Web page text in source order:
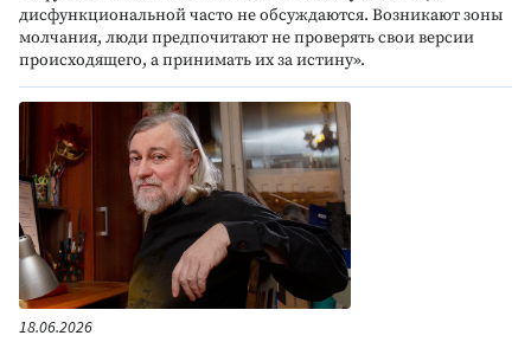
дисфункциональной часто не обсуждаются. Возникают зоны
молчания, люди предпочитают не проверять свои версии
происходящего, а принимать их за истину».
18.06.2026